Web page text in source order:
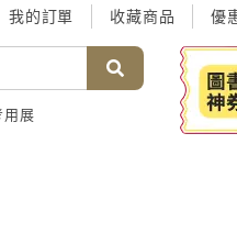
我的訂單 收藏商品 優
用展